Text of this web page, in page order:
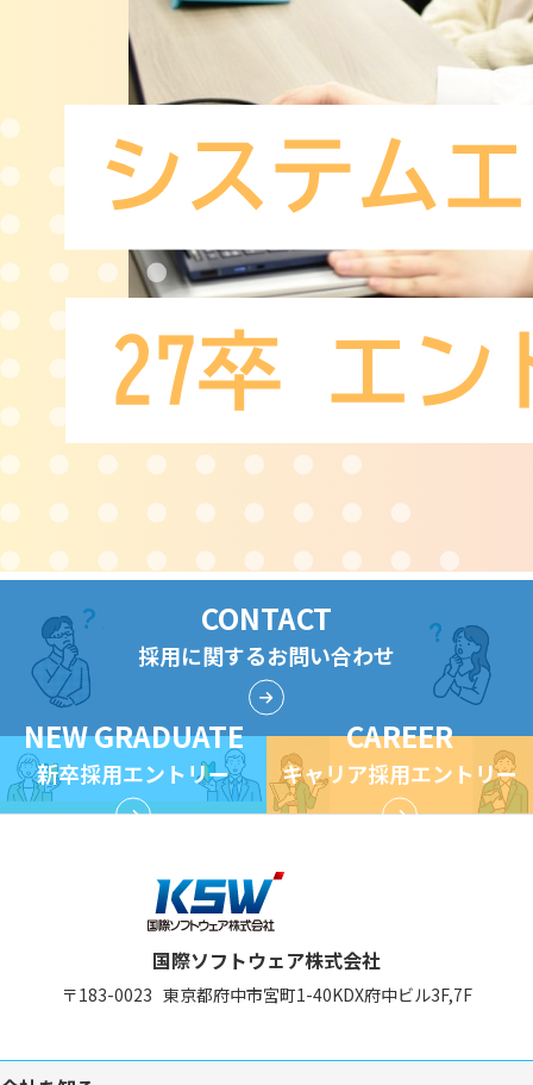
CONTACT
採用に関するお問い合わせ
NEW GRADUATE
新卒採用エントリー
CAREER
キャリア採用エントリー
国際ソフトウェア株式会社
〒183-0023 東京都府中市宮町1-40KDX府中ビル3F,7F